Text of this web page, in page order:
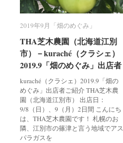
2019年9月「畑のめぐみ」
THA芝木農園（北海道江別
市）－kuraché（クラシェ）
2019.9「畑のめぐみ」出店者
kuraché（クラシェ）2019.9「畑の
めぐみ」出店者ご紹介 THA芝木農
園（北海道江別市） 出店日：
9/8（日）、9（月）2日間 こんにち
は、THA芝木農園です！ 札幌のお
隣、江別市の篠津と言う地域でアス
パラガスを
2019年9月「畑のめぐみ」
THA芝木農園（北海道江別
市）－kuraché（クラシェ）
2019.9「畑のめぐみ」出店者